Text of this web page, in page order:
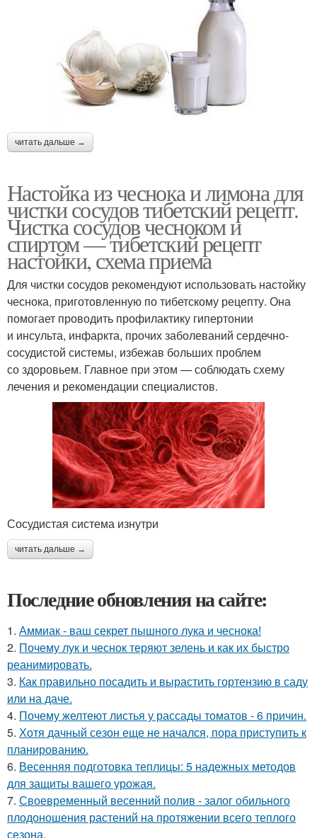
читать дальше →
Настойка из чеснока и лимона для
чистки сосудов тибетский рецепт.
Чистка сосудов чесноком и
спиртом — тибетский рецепт
настойки, схема приема
Для чистки сосудов рекомендуют использовать настойку
чеснока, приготовленную по тибетскому рецепту. Она
помогает проводить профилактику гипертонии
и инсульта, инфаркта, прочих заболеваний сердечно-
сосудистой системы, избежав больших проблем
со здоровьем. Главное при этом — соблюдать схему
лечения и рекомендации специалистов.
Сосудистая система изнутри
читать дальше →
Последние обновления на сайте:
1. Аммиак - ваш секрет пышного лука и чеснока!
2. Почему лук и чеснок теряют зелень и как их быстро
реанимировать.
3. Как правильно посадить и вырастить гортензию в саду
или на даче.
4. Почему желтеют листья у рассады томатов - 6 причин.
5. Хотя дачный сезон еще не начался, пора приступить к
планированию.
6. Весенняя подготовка теплицы: 5 надежных методов
для защиты вашего урожая.
7. Своевременный весенний полив - залог обильного
плодоношения растений на протяжении всего теплого
сезона.